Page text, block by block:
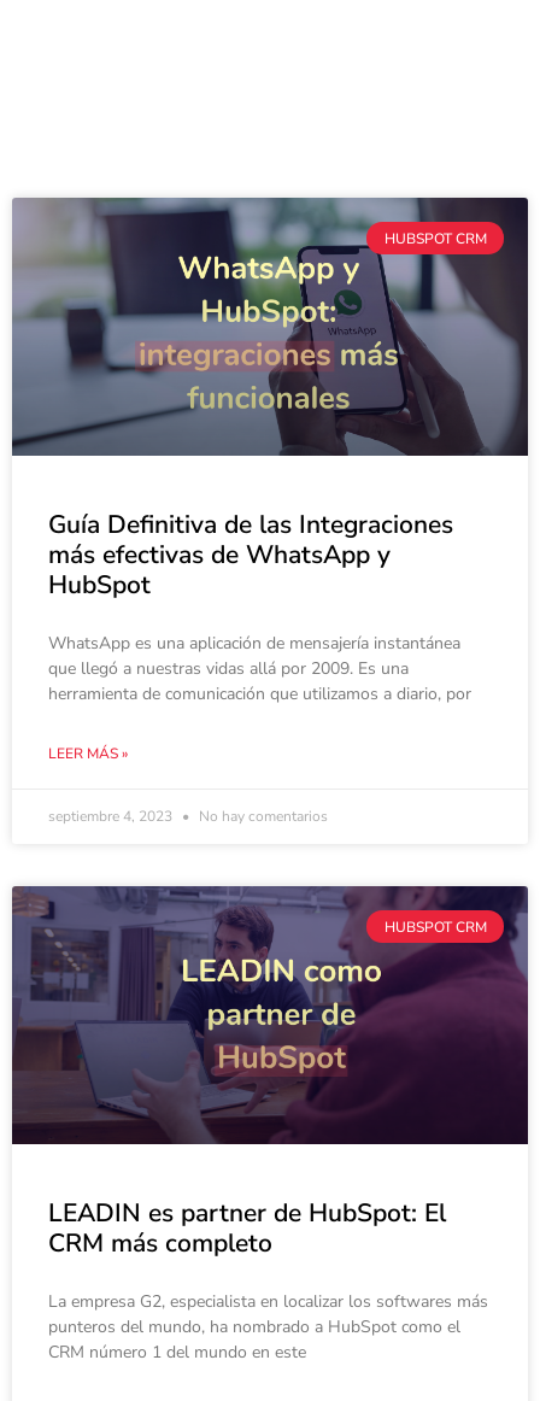
HUBSPOT CRM
Guía Definitiva de las Integraciones
más efectivas de WhatsApp y
HubSpot
WhatsApp es una aplicación de mensajería instantánea
que llegó a nuestras vidas allá por 2009. Es una
herramienta de comunicación que utilizamos a diario, por
LEER MÁS »
septiembre 4, 2023 No hay comentarios
HUBSPOT CRM
LEADIN es partner de HubSpot: El
CRM más completo
La empresa G2, especialista en localizar los softwares más
punteros del mundo, ha nombrado a HubSpot como el
CRM número 1 del mundo en este